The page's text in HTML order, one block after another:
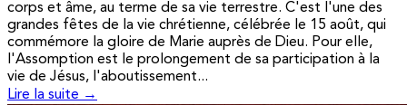
corps et âme, au terme de sa vie terrestre. C'est l'une des
grandes fêtes de la vie chrétienne, célébrée le 15 août, qui
commémore la gloire de Marie auprès de Dieu. Pour elle,
l'Assomption est le prolongement de sa participation à la
vie de Jésus, l'aboutissement...
Lire la suite →